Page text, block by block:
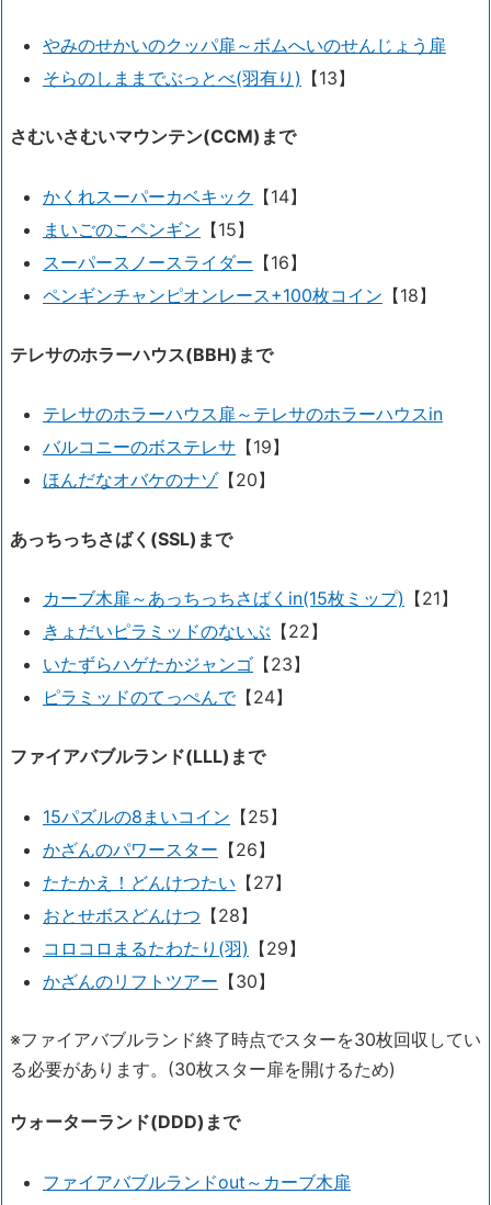
やみのせかいのクッパ扉～ボムへいのせんじょう扉
そらのしままでぶっとべ(羽有り) 【13】
さむいさむいマウンテン(CCM)まで
かくれスーパーカベキック 【14】
まいごのこペンギン 【15】
スーパースノースライダー 【16】
ペンギンチャンピオンレース+100枚コイン 【18】
テレサのホラーハウス(BBH)まで
テレサのホラーハウス扉～テレサのホラーハウスin
バルコニーのボステレサ 【19】
ほんだなオバケのナゾ【20】
あっちっちさばく(SSL)まで
カーブ木扉～あっちっちさばくin(15枚ミップ) 【21】
きょだいピラミッドのないぶ 【22】
いたずらハゲたかジャンゴ 【23】
ピラミッドのてっぺんで【24】
ファイアバブルランド(LLL)まで
15パズルの8まいコイン 【25】
かざんのパワースター 【26】
たたかえ！どんけつたい 【27】
おとせボスどんけつ 【28】
コロコロまるたわたり(羽) 【29】
かざんのリフトツアー 【30】
※ファイアバブルランド終了時点でスターを30枚回収してい
る必要があります。(30枚スター扉を開けるため)
ウォーターランド(DDD)まで
ファイアバブルランドout～カーブ木扉